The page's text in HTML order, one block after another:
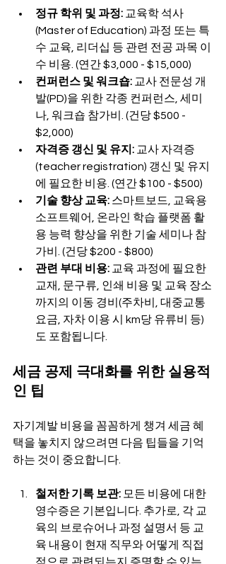
정규 학위 및 과정: 교육학 석사
(Master of Education) 과정 또는 특
수 교육, 리더십 등 관련 전공 과목 이
수 비용. (연간 $3,000 - $15,000)
컨퍼런스 및 워크숍: 교사 전문성 개
발(PD)을 위한 각종 컨퍼런스, 세미
나, 워크숍 참가비. (건당 $500 -
$2,000)
자격증 갱신 및 유지: 교사 자격증
(teacher registration) 갱신 및 유지
에 필요한 비용. (연간 $100 - $500)
기술 향상 교육: 스마트보드, 교육용
소프트웨어, 온라인 학습 플랫폼 활
용 능력 향상을 위한 기술 세미나 참
가비. (건당 $200 - $800)
관련 부대 비용: 교육 과정에 필요한
교재, 문구류, 인쇄 비용 및 교육 장소
까지의 이동 경비(주차비, 대중교통
요금, 자차 이용 시 km당 유류비 등)
도 포함됩니다.
세금 공제 극대화를 위한 실용적
인 팁
자기계발 비용을 꼼꼼하게 챙겨 세금 혜
택을 놓치지 않으려면 다음 팁들을 기억
하는 것이 중요합니다.
철저한 기록 보관: 모든 비용에 대한
영수증은 기본입니다. 추가로, 각 교
육의 브로슈어나 과정 설명서 등 교
육 내용이 현재 직무와 어떻게 직접